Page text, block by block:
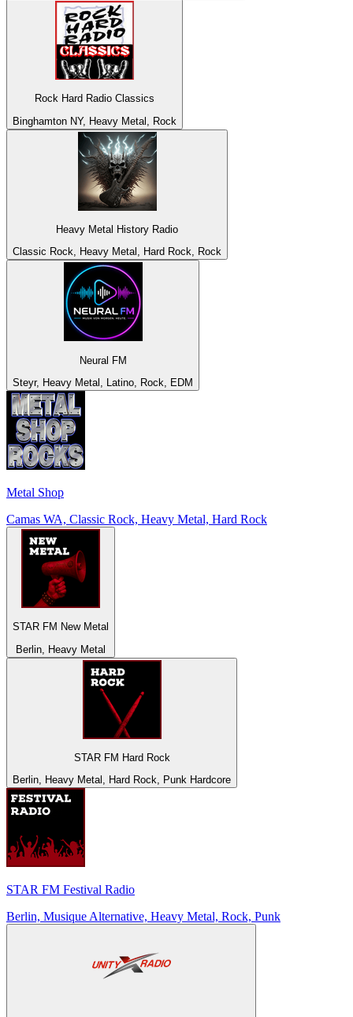
Rock Hard Radio Classics
Binghamton NY, Heavy Metal, Rock
Heavy Metal History Radio
Classic Rock, Heavy Metal, Hard Rock, Rock
Neural FM
Steyr, Heavy Metal, Latino, Rock, EDM
Metal Shop
Camas WA, Classic Rock, Heavy Metal, Hard Rock
STAR FM New Metal
Berlin, Heavy Metal
STAR FM Hard Rock
Berlin, Heavy Metal, Hard Rock, Punk Hardcore
STAR FM Festival Radio
Berlin, Musique Alternative, Heavy Metal, Rock, Punk